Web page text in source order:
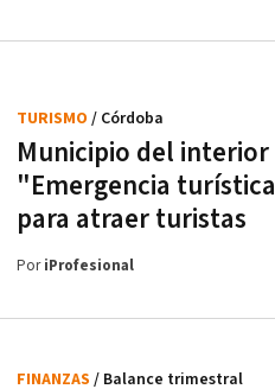
Municipio del interior
"Emergencia
para atraer turistas
TURISMO / Córdoba
PoriProfesional
FINANZAS / Balance trimestral